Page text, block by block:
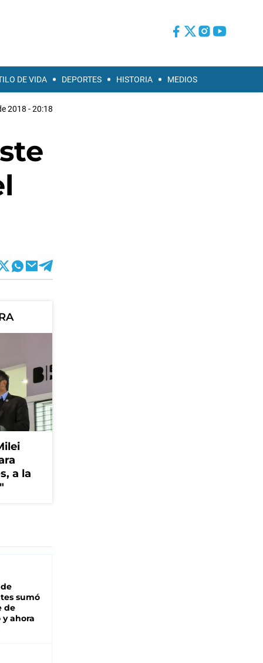
DE VIDA DEPORTES HISTORIA MEDIOS
2018 - 20:18
a la
sumó
de
y ahora